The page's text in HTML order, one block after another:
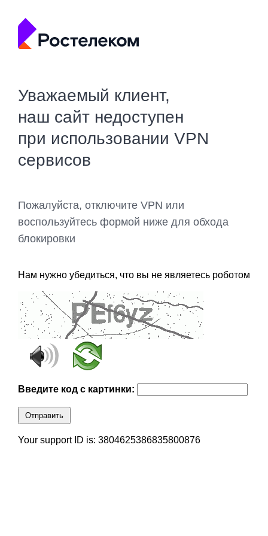
Уважаемый клиент,
наш сайт недоступен
при использовании VPN
сервисов
Пожалуйста, отключите VPN или
воспользуйтесь формой ниже для обхода
блокировки
Нам нужно убедиться, что вы не являетесь роботом
Введите код с картинки:
Отправить
Your support ID is: 3804625386835800876